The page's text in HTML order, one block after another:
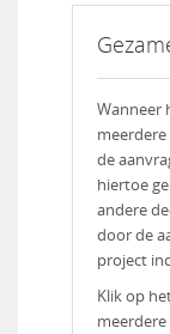
Wanneer
de
hiertoe
andere
door de
project
Klik op